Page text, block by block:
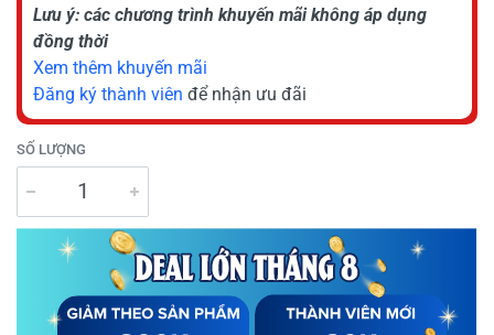
Lưu ý: các chương trình khuyến mãi không áp dụng
đồng thời
Xem thêm khuyến mãi
Đăng ký thành viên để nhận ưu đãi
SỐ LƯỢNG